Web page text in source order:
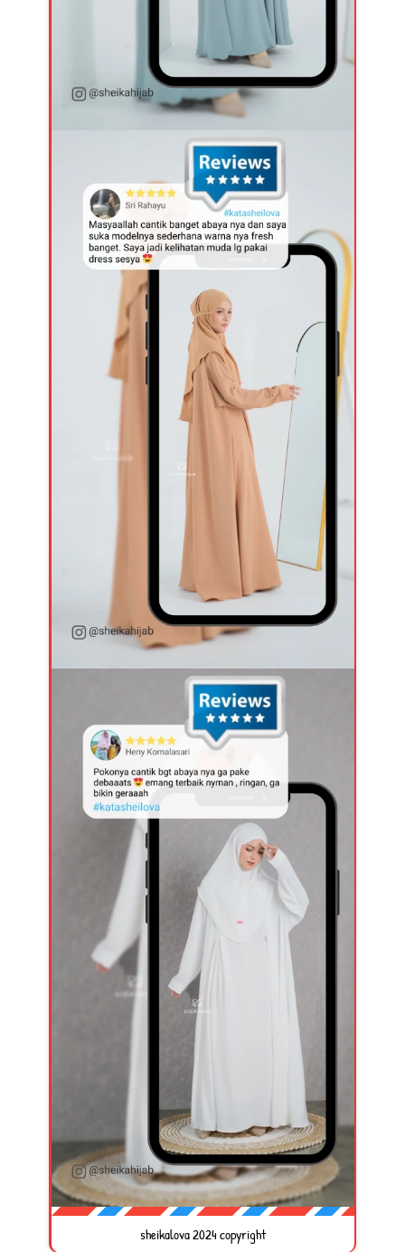
sheikalova 2024 copyright